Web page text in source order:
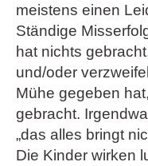
meistens einen
Ständige
hat nichts
und/oder
Mühe gegeben
gebracht.
„das alles bringt
Die Kinder wirken